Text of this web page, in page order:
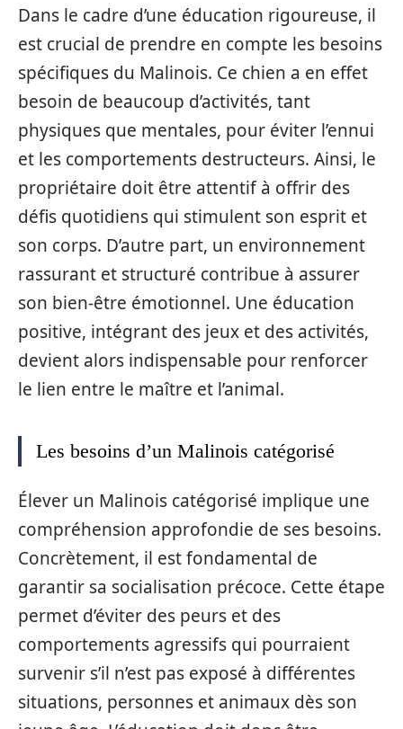
Dans le cadre d’une éducation rigoureuse, il
est crucial de prendre en compte les besoins
spécifiques du Malinois. Ce chien a en effet
besoin de beaucoup d’activités, tant
physiques que mentales, pour éviter l’ennui
et les comportements destructeurs. Ainsi, le
propriétaire doit être attentif à offrir des
défis quotidiens qui stimulent son esprit et
son corps. D’autre part, un environnement
rassurant et structuré contribue à assurer
son bien-être émotionnel. Une éducation
positive, intégrant des jeux et des activités,
devient alors indispensable pour renforcer
le lien entre le maître et l’animal.
Les besoins d’un Malinois catégorisé
Élever un Malinois catégorisé implique une
compréhension approfondie de ses besoins.
Concrètement, il est fondamental de
garantir sa socialisation précoce. Cette étape
permet d’éviter des peurs et des
comportements agressifs qui pourraient
survenir s’il n’est pas exposé à différentes
situations, personnes et animaux dès son